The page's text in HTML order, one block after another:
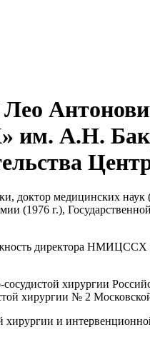
им. А.Н.
доктор медицинских
(1976 г.),
директора НМИЦССХ
сосудистой хирургии
хирургии № 2
хирургии и